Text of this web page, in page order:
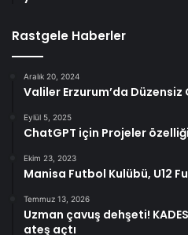
Rastgele Haberler
Aralık 20, 2024
Valiler Erzurum’da Düzensiz
Eylül 5, 2025
ChatGPT için Projeler
Ekim 23, 2023
Manisa Futbol Kulübü, U12
Temmuz 13, 2026
Uzman çavuş dehşeti!
ateş açtı